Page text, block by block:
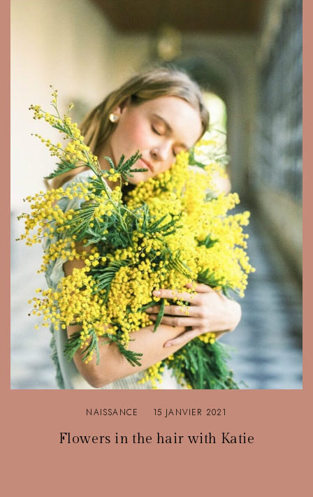
NAISSANCE 15 JANVIER 2021
Flowers in the hair with Katie